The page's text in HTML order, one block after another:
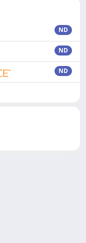
ND
ND
ND